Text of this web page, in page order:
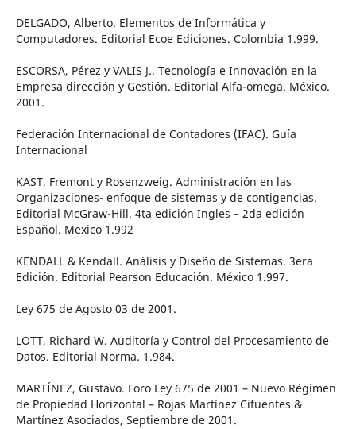
DELGADO, Alberto. Elementos de Informática y
Computadores. Editorial Ecoe Ediciones. Colombia 1.999.
ESCORSA, Pérez y VALIS J.. Tecnología e Innovación en la
Empresa dirección y Gestión. Editorial Alfa-omega. México.
2001.
Federación Internacional de Contadores (IFAC). Guía
Internacional
KAST, Fremont y Rosenzweig. Administración en las
Organizaciones- enfoque de sistemas y de contigencias.
Editorial McGraw-Hill. 4ta edición Ingles – 2da edición
Español. Mexico 1.992
KENDALL & Kendall. Análisis y Diseño de Sistemas. 3era
Edición. Editorial Pearson Educación. México 1.997.
Ley 675 de Agosto 03 de 2001.
LOTT, Richard W. Auditoría y Control del Procesamiento de
Datos. Editorial Norma. 1.984.
MARTÍNEZ, Gustavo. Foro Ley 675 de 2001 – Nuevo Régimen
de Propiedad Horizontal – Rojas Martínez Cifuentes &
Martínez Asociados, Septiembre de 2001.